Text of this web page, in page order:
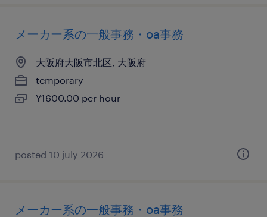
メーカー系の一般事務・oa事務
大阪府大阪市北区, 大阪府
temporary
¥1600.00 per hour
posted 10 july 2026
メーカー系の一般事務・oa事務